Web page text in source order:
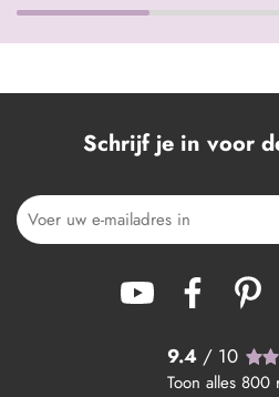
Schrijf je in voor
9.4 / 10
Toon alles 800